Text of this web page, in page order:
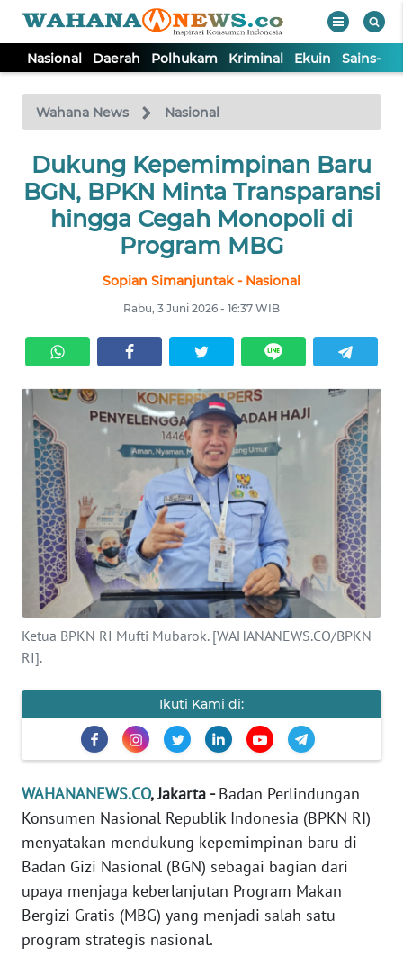
Nasional Daerah Polhukam Kriminal Ekuin Sains-
Wahana News Nasional
Dukung Kepemimpinan Baru
BGN, BPKN Minta Transparansi
hingga Cegah Monopoli di
Program MBG
Sopian Simanjuntak - Nasional
Rabu, 3 Juni 2026 - 16:37 WIB
Ketua BPKN RI Mufti Mubarok. [WAHANANEWS.CO/BPKN
RI].
Ikuti Kami di:
WAHANANEWS.CO, Jakarta -Badan Perlindungan
Konsumen Nasional Republik Indonesia (BPKN RI)
menyatakan mendukung kepemimpinan baru di
Badan Gizi Nasional (BGN) sebagai bagian dari
upaya menjaga keberlanjutan Program Makan
Bergizi Gratis (MBG) yang menjadi salah satu
program strategis nasional.
TV
Tutup
NASIONAL
DAERAH
EKUIN
SAINS-TEKNO
KESEHATAN
INTERNASIONAL
SERBA-SERBI
PENDIDIKAN
OLAHRAGA
OPINI
EDITORIAL
Informasi
INDEKS
BERITA
KONTAK
KAMI